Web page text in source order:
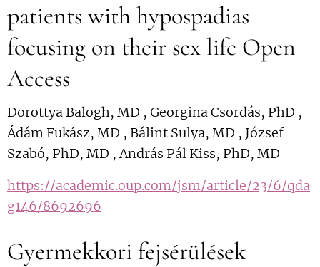
patients with hypospadias
focusing on their sex life Open
Access
Dorottya Balogh, MD , Georgina Csordás, PhD ,
Ádám Fukász, MD , Bálint Sulya, MD , József
Szabó, PhD, MD , András Pál Kiss, PhD, MD
https://academic.oup.com/jsm/article/23/6/qda
g146/8692696
Gyermekkori fejsérülések